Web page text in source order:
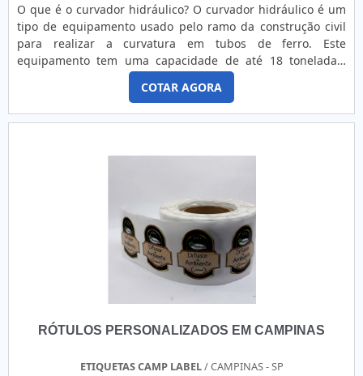
O que é o curvador hidráulico? O curvador hidráulico é um
tipo de equipamento usado pelo ramo da construção civil
para realizar a curvatura em tubos de ferro. Este
equipamento tem uma capacidade de até 18 toneladas,
além de ser um equipamento extremamente resistente.
Este curvador é usado nos seguintes ramos: petroquímicas,
hidráulicas, elétricas, construções industriais, mecânicas,
civis, automobilísticas, navais e aeronáuticas. Bene....
COTAR AGORA
RÓTULOS PERSONALIZADOS EM CAMPINAS
ETIQUETAS CAMP LABEL/ CAMPINAS - SP